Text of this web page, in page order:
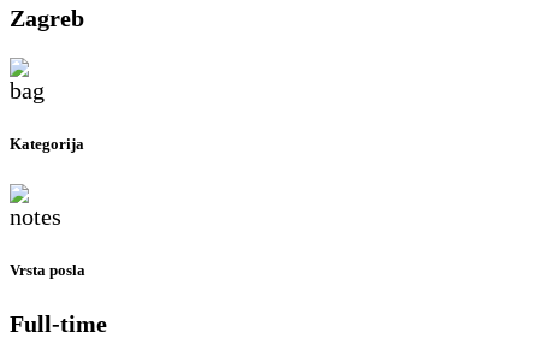
Zagreb
Kategorija
Vrsta posla
Full-time